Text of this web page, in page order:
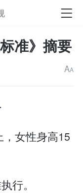
准》摘要
AA
女性身高15
行。